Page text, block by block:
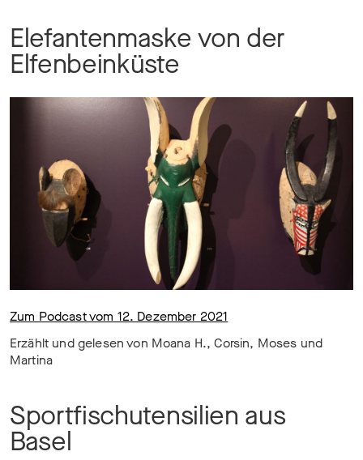
Elefantenmaske von der
Elfenbeinküste
Zum Podcast vom 12. Dezember 2021
Erzählt und gelesen von Moana H., Corsin, Moses und
Martina
Sportfischutensilien aus
Basel